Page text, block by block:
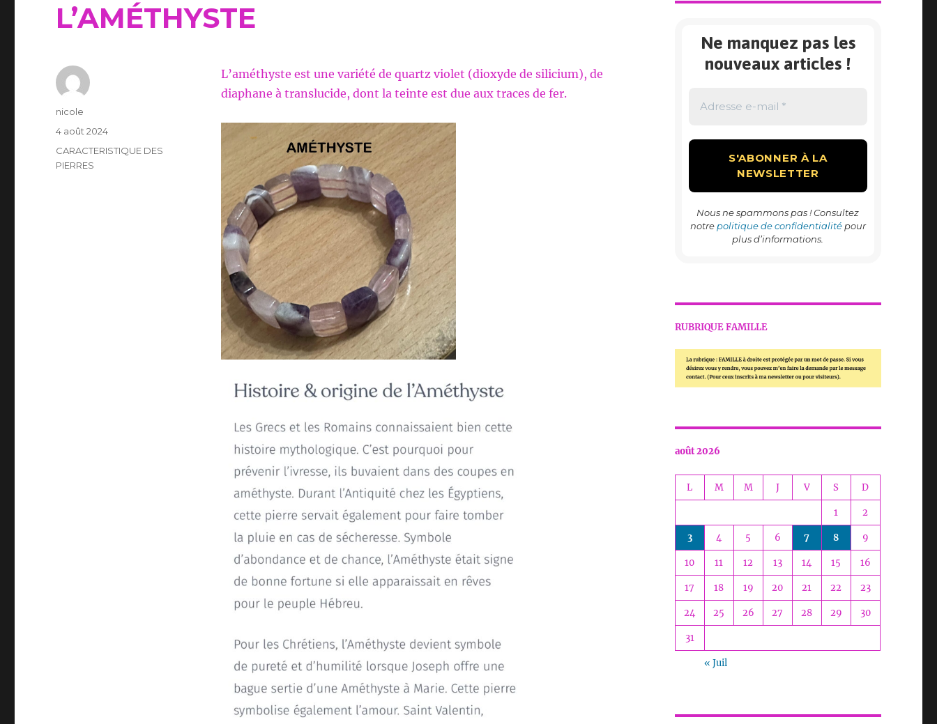
L’AMÉTHYSTE
L’améthyste est une variété de quartz violet (dioxyde de silicium), de
diaphane à translucide, dont la teinte est due aux traces de fer.
Auteur
nicole
Publié
4 août 2024
Catégories
CARACTERISTIQUE DES
PIERRES
Ne manquez pas les
nouveaux articles !
Nous ne spammons pas ! Consultez
notre politique de confidentialitépour
plus d’informations.
RUBRIQUE FAMILLE
août 2026
L M M J V S D
1 2
3 4 5 6 7 8 9
10 11 12 13 14 15 16
17 18 19 20 21 22 23
24 25 26 27 28 29 30
31
« Juil